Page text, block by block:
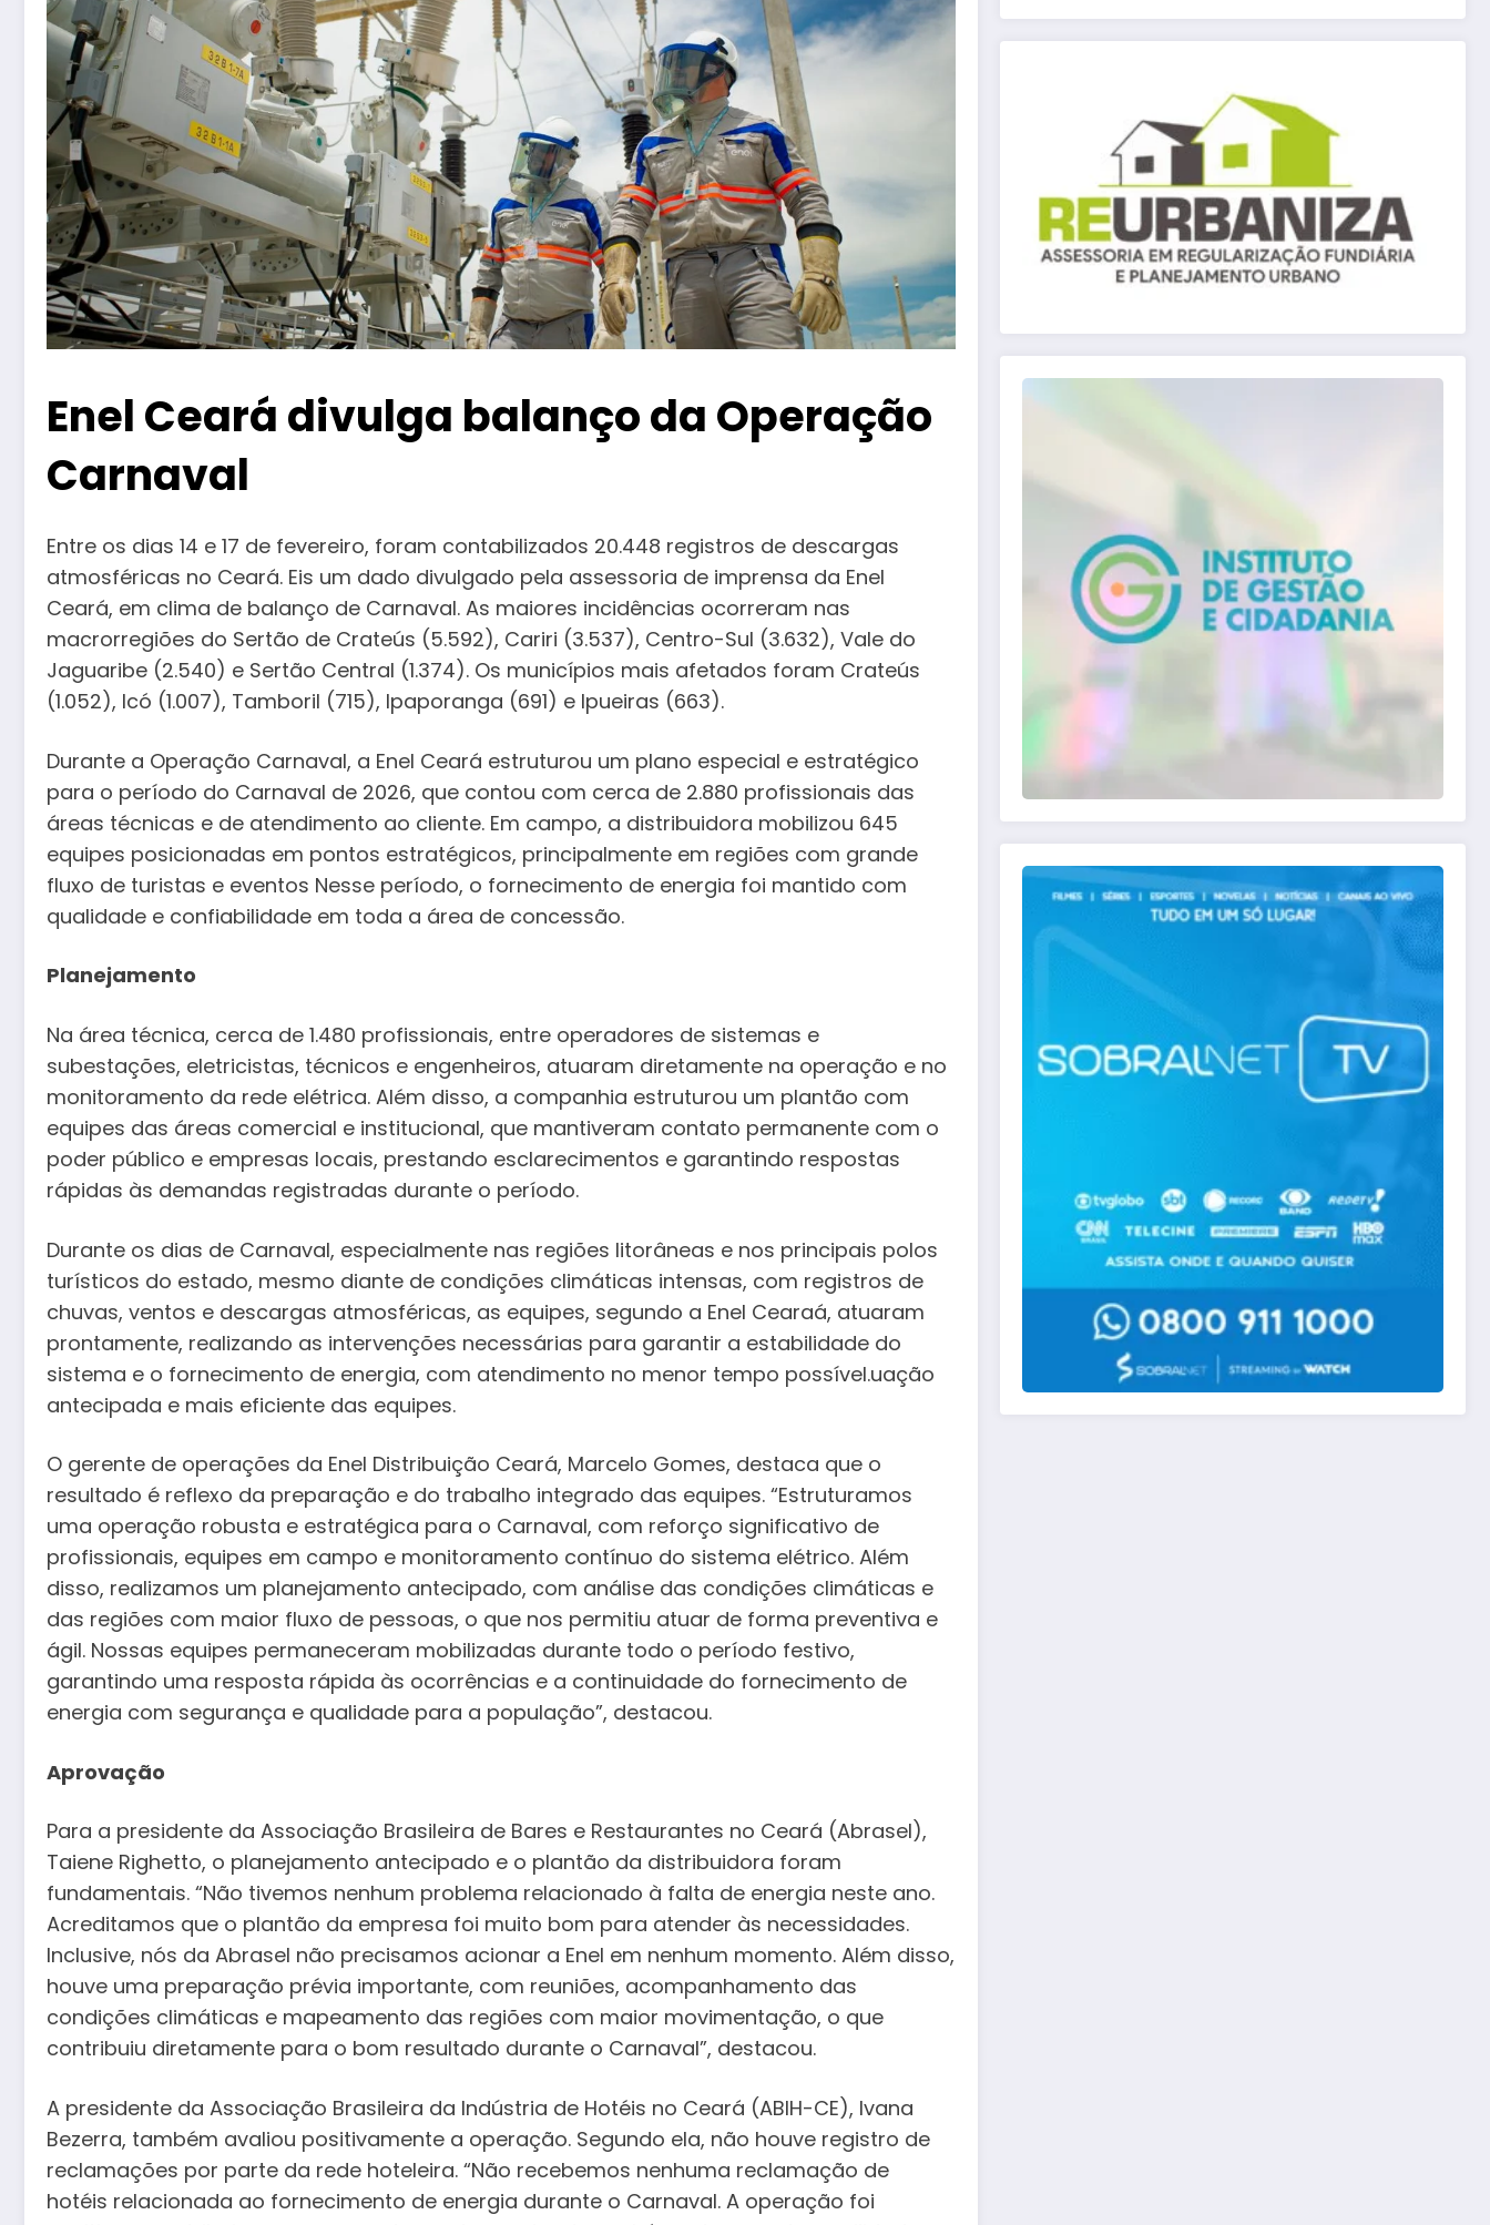
Enel Ceará divulga balanço da Operação
Carnaval
Entre os dias 14 e 17 de fevereiro, foram contabilizados 20.448 registros de descargas
atmosféricas no Ceará. Eis um dado divulgado pela assessoria de imprensa da Enel
Ceará, em clima de balanço de Carnaval. As maiores incidências ocorreram nas
macrorregiões do Sertão de Crateús (5.592), Cariri (3.537), Centro-Sul (3.632), Vale do
Jaguaribe (2.540) e Sertão Central (1.374). Os municípios mais afetados foram Crateús
(1.052), Icó (1.007), Tamboril (715), Ipaporanga (691) e Ipueiras (663).
Durante a Operação Carnaval, a Enel Ceará estruturou um plano especial e estratégico
para o período do Carnaval de 2026, que contou com cerca de 2.880 profissionais das
áreas técnicas e de atendimento ao cliente. Em campo, a distribuidora mobilizou 645
equipes posicionadas em pontos estratégicos, principalmente em regiões com grande
fluxo de turistas e eventos Nesse período, o fornecimento de energia foi mantido com
qualidade e confiabilidade em toda a área de concessão.
Planejamento
Na área técnica, cerca de 1.480 profissionais, entre operadores de sistemas e
subestações, eletricistas, técnicos e engenheiros, atuaram diretamente na operação e no
monitoramento da rede elétrica. Além disso, a companhia estruturou um plantão com
equipes das áreas comercial e institucional, que mantiveram contato permanente com o
poder público e empresas locais, prestando esclarecimentos e garantindo respostas
rápidas às demandas registradas durante o período.
Durante os dias de Carnaval, especialmente nas regiões litorâneas e nos principais polos
turísticos do estado, mesmo diante de condições climáticas intensas, com registros de
chuvas, ventos e descargas atmosféricas, as equipes, segundo a Enel Cearaá, atuaram
prontamente, realizando as intervenções necessárias para garantir a estabilidade do
sistema e o fornecimento de energia, com atendimento no menor tempo possível.uação
antecipada e mais eficiente das equipes.
O gerente de operações da Enel Distribuição Ceará, Marcelo Gomes, destaca que o
resultado é reflexo da preparação e do trabalho integrado das equipes. “Estruturamos
uma operação robusta e estratégica para o Carnaval, com reforço significativo de
profissionais, equipes em campo e monitoramento contínuo do sistema elétrico. Além
disso, realizamos um planejamento antecipado, com análise das condições climáticas e
das regiões com maior fluxo de pessoas, o que nos permitiu atuar de forma preventiva e
ágil. Nossas equipes permaneceram mobilizadas durante todo o período festivo,
garantindo uma resposta rápida às ocorrências e a continuidade do fornecimento de
energia com segurança e qualidade para a população”, destacou.
Aprovação
Para a presidente da Associação Brasileira de Bares e Restaurantes no Ceará (Abrasel),
Taiene Righetto, o planejamento antecipado e o plantão da distribuidora foram
fundamentais. “Não tivemos nenhum problema relacionado à falta de energia neste ano.
Acreditamos que o plantão da empresa foi muito bom para atender às necessidades.
Inclusive, nós da Abrasel não precisamos acionar a Enel em nenhum momento. Além disso,
houve uma preparação prévia importante, com reuniões, acompanhamento das
condições climáticas e mapeamento das regiões com maior movimentação, o que
contribuiu diretamente para o bom resultado durante o Carnaval”, destacou.
A presidente da Associação Brasileira da Indústria de Hotéis no Ceará (ABIH-CE), Ivana
Bezerra, também avaliou positivamente a operação. Segundo ela, não houve registro de
reclamações por parte da rede hoteleira. “Não recebemos nenhuma reclamação de
hotéis relacionada ao fornecimento de energia durante o Carnaval. A operação foi